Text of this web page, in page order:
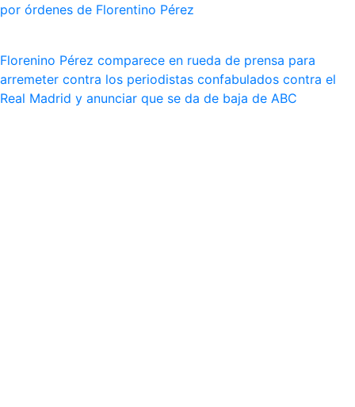
por órdenes de Florentino Pérez
Florenino Pérez comparece en rueda de prensa para
arremeter contra los periodistas confabulados contra el
Real Madrid y anunciar que se da de baja de ABC